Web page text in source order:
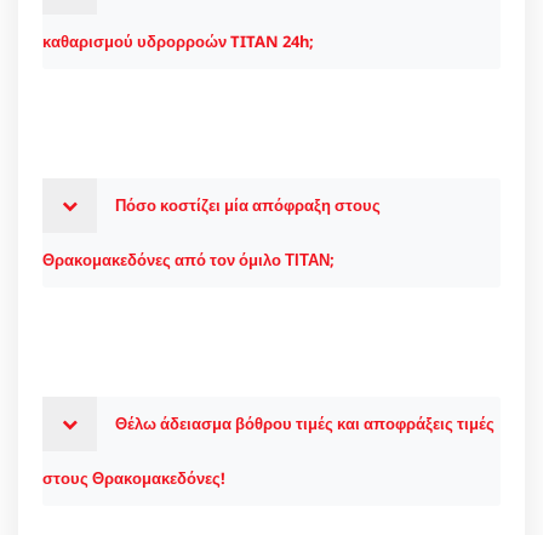
καθαρισμού υδρορροών TITAN 24h;
Πόσο κοστίζει μία απόφραξη στους
Θρακομακεδόνες από τον όμιλο ΤΙΤΑΝ;
Θέλω άδειασμα βόθρου τιμές και αποφράξεις τιμές
στους Θρακομακεδόνες!